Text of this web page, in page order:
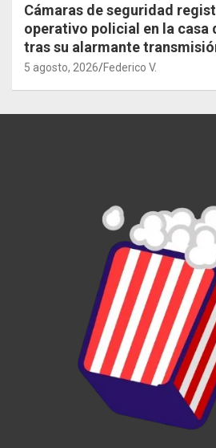
Cámaras de seguridad
operativo policial en la casa
tras su alarmante
5 agosto, 2026 Federico V.